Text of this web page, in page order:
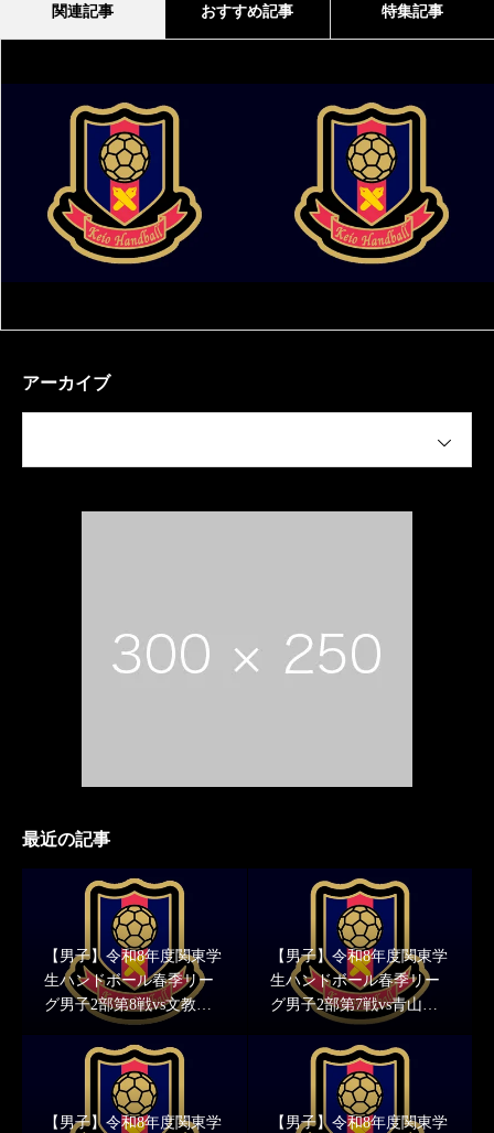
関連記事 おすすめ記事 特集記事
アーカイブ
最近の記事
【男子】令和8年度関東学
生ハンドボール春季リー
グ男子2部第8戦vs文教大
学 結果報告
【男子】令和8年度関東学
生ハンドボール春季リー
グ男子2部第7戦vs青山学
院大学 結果報告
【男子】令和8年度関東学 【男子】令和8年度関東学